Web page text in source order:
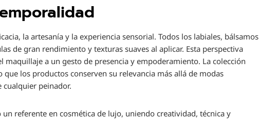
la artesanía y la experiencia sensorial. Todos los labiales, bálsamos
de gran rendimiento y texturas suaves al aplicar. Esta perspectiva
a un gesto de presencia y empoderamiento. La colección
los productos conserven su relevancia más allá de modas
cualquier peinador.
referente en cosmética de lujo, uniendo creatividad, técnica y